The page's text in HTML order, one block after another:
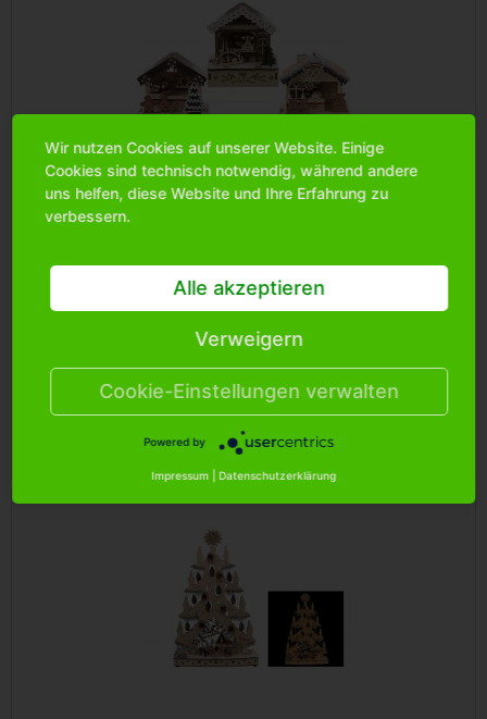
Holz Weihnachtsstand mit Licht, 9,5*6*11,...
melden Sie sich an, um mehr Informationen über das
Wir nutzen Cookies auf unserer Website. Einige
Cookies sind technisch notwendig, während andere
uns helfen, diese Website und Ihre Erfahrung zu
verbessern.
Alle akzeptieren
Verweigern
Cookie-Einstellungen verwalten
Powered by
Impressum Datenschutzerklärung